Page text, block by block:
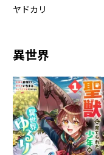
ヤドカリ
異世界